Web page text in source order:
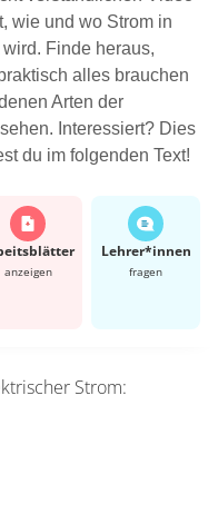
wie und wo Strom in
Finde heraus,
alles brauchen
Arten der
Interessiert? Dies
du im folgenden Text!
anzeigen
Lehrer*​innen
fragen
Strom: